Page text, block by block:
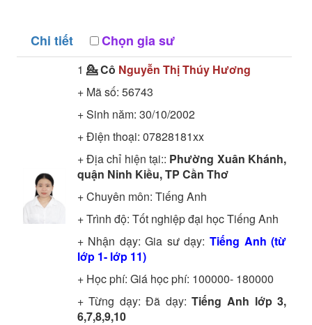
Chi tiết Chọn gia sư
1 💁 Cô Nguyễn Thị Thúy Hương
+ Mã số: 56743
+ Sinh năm: 30/10/2002
+ Điện thoại: 07828181xx
+ Địa chỉ hiện tại:: Phường Xuân Khánh,
quận Ninh Kiều, TP Cần Thơ
+ Chuyên môn: Tiếng Anh
+ Trình độ: Tốt nghiệp đại họcTiếng Anh
+ Nhận dạy: Gia sư dạy:Tiếng Anh (từ
lớp 1- lớp 11)
+ Học phí: Giá học phí: 100000- 180000
+ Từng dạy: Đã dạy:Tiếng Anh lớp 3,
6,7,8,9,10